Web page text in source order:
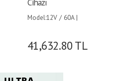
Model:12V / 60A |
41,632.80 TL